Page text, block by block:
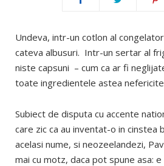
Undeva, intr-un cotlon al
cateva albusuri. Intr-un sertar al
niste capsuni – cum ca ar fi
toate ingredientele astea
Subiect de disputa cu accente
care zic ca au inventat-o in cinstea
acelasi nume, si neozeelandezi,
mai cu motz, daca pot spune asa: